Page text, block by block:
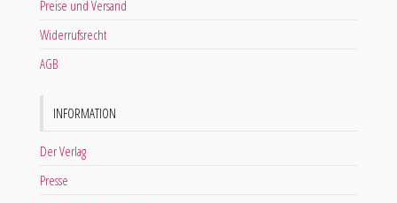
Preise und Versand
Widerrufsrecht
AGB
INFORMATION
Der Verlag
Presse